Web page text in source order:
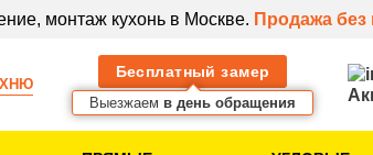
Бесплатный замер
Выезжаем в день обращения
монтаж кухонь в Москве. Продажа